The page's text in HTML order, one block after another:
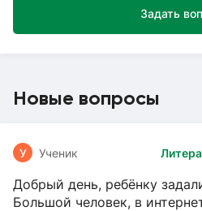
Задать
Новые вопросы
У Ученик
Добрый день, ребёнку
Большой человек, в